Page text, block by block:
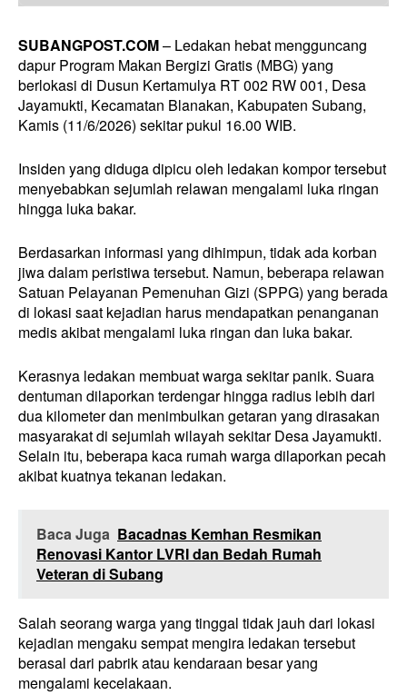
SUBANGPOST.COM– Ledakan hebat mengguncang
dapur Program Makan Bergizi Gratis (MBG) yang
berlokasi di Dusun Kertamulya RT 002 RW 001, Desa
Jayamukti, Kecamatan Blanakan, Kabupaten Subang,
Kamis (11/6/2026) sekitar pukul 16.00 WIB.
Insiden yang diduga dipicu oleh ledakan kompor tersebut
menyebabkan sejumlah relawan mengalami luka ringan
hingga luka bakar.
Berdasarkan informasi yang dihimpun, tidak ada korban
jiwa dalam peristiwa tersebut. Namun, beberapa relawan
Satuan Pelayanan Pemenuhan Gizi (SPPG) yang berada
di lokasi saat kejadian harus mendapatkan penanganan
medis akibat mengalami luka ringan dan luka bakar.
Kerasnya ledakan membuat warga sekitar panik. Suara
dentuman dilaporkan terdengar hingga radius lebih dari
dua kilometer dan menimbulkan getaran yang dirasakan
masyarakat di sejumlah wilayah sekitar Desa Jayamukti.
Selain itu, beberapa kaca rumah warga dilaporkan pecah
akibat kuatnya tekanan ledakan.
Baca Juga Bacadnas Kemhan Resmikan
Renovasi Kantor LVRI dan Bedah Rumah
Veteran di Subang
Salah seorang warga yang tinggal tidak jauh dari lokasi
kejadian mengaku sempat mengira ledakan tersebut
berasal dari pabrik atau kendaraan besar yang
mengalami kecelakaan.